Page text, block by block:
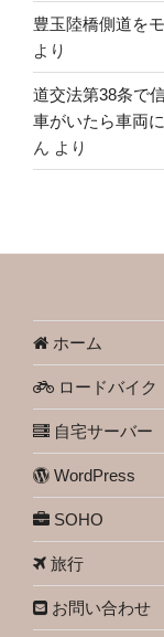
豊玉陸橋側道を
より
道交法第38条で
車がいたら車両
ん より
ホーム
ロードバイク
自宅サーバー
WordPress
SOHO
旅行
お問い合わせ